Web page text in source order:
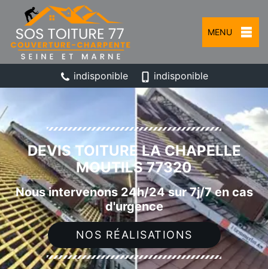
MENU
indisponible indisponible
DEVIS TOITURE LA CHAPELLE
MOUTILS 77320
Nous intervenons 24h/24 sur 7j/7 en cas
d'urgence
NOS RÉALISATIONS